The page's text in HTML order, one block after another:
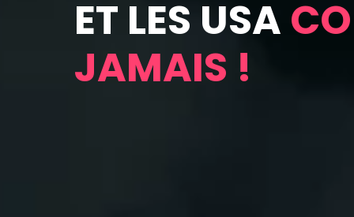
ET LES USA
JAMAIS !